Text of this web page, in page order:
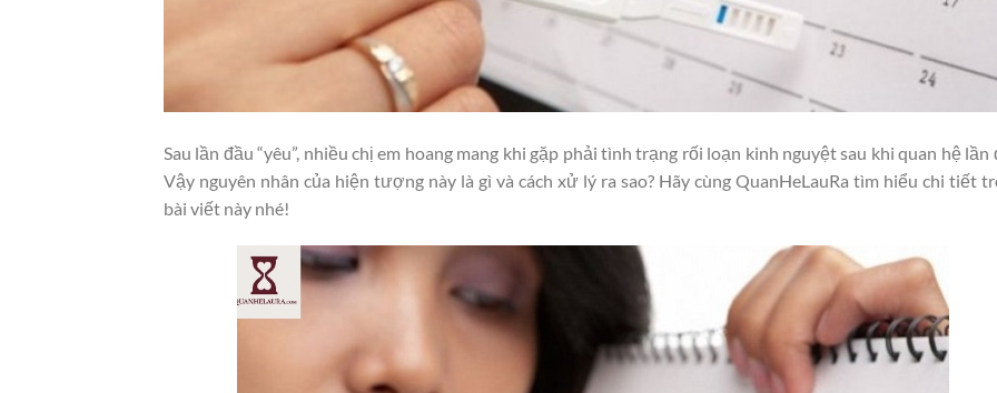
Sau lần đầu “yêu”, nhiều chị em hoang mang khi gặp phải tình trạng rối loạn kinh nguyệt sau khi quan hệ lần
Vậy nguyên nhân của hiện tượng này là gì và cách xử lý ra sao? Hãy cùng QuanHeLauRa tìm hiểu chi tiết
bài viết này nhé!